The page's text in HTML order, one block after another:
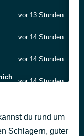
vor 13 Stunden
vor 14 Stunden
vor 14 Stunden
vor 14 Stunden
du rund um
Schlagern, guter